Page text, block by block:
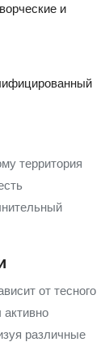
и
территория
от тесного
различные